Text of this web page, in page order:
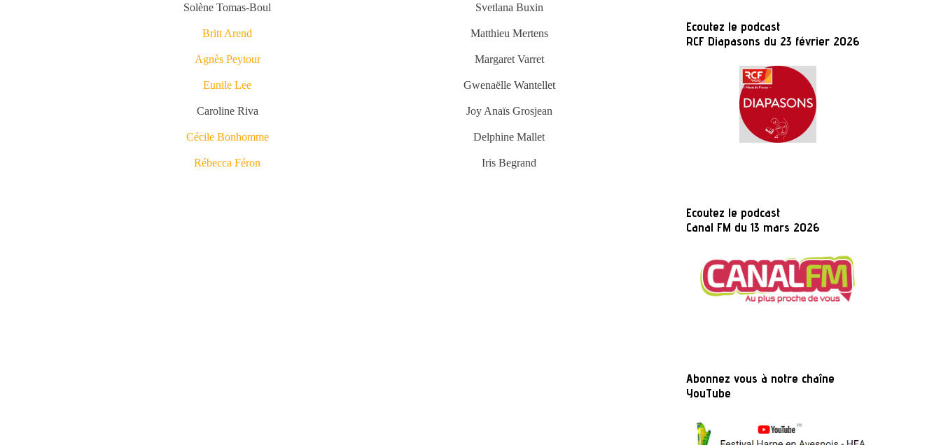
Solène Tomas-Boul Svetlana Buxin
Britt Arend Matthieu Mertens
Agnès Peytour Margaret Varret
Eunile Lee Gwenaëlle Wantellet
Caroline Riva Joy Anaïs Grosjean
Cécile Bonhomme Delphine Mallet
Rébecca Féron Iris Begrand
Ecoutez le podcast
RCF Diapasons du 23 février 2026
Ecoutez le podcast
Canal FM du 13 mars 2026
Abonnez vous à notre chaîne
YouTube